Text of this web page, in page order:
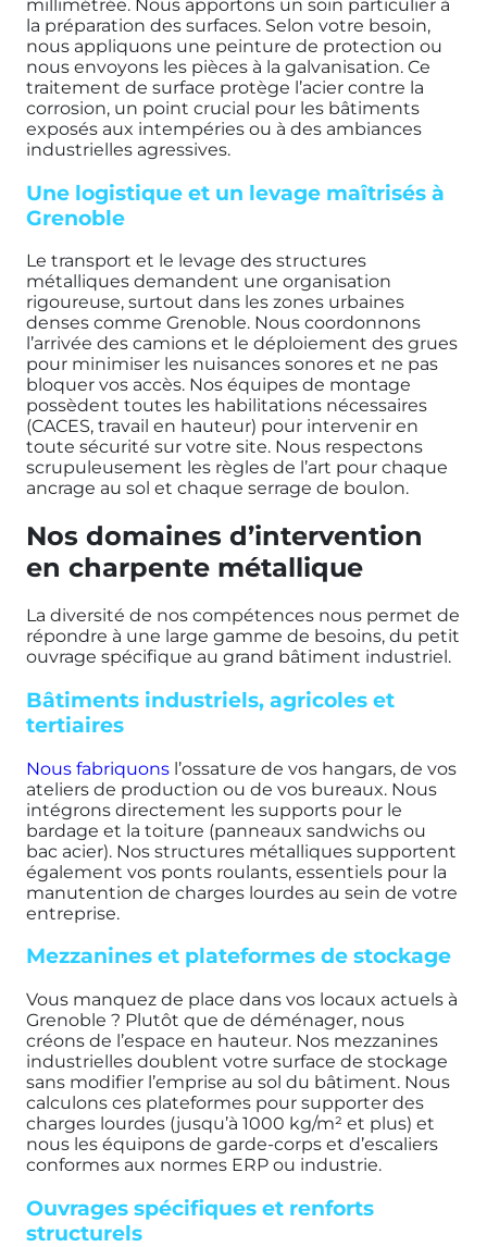
millimétrée. Nous apportons un soin particulier à
la préparation des surfaces. Selon votre besoin,
nous appliquons une peinture de protection ou
nous envoyons les pièces à la galvanisation. Ce
traitement de surface protège l’acier contre la
corrosion, un point crucial pour les bâtiments
exposés aux intempéries ou à des ambiances
industrielles agressives.
Une logistique et un levage maîtrisés à
Grenoble
Le transport et le levage des structures
métalliques demandent une organisation
rigoureuse, surtout dans les zones urbaines
denses comme Grenoble. Nous coordonnons
l’arrivée des camions et le déploiement des grues
pour minimiser les nuisances sonores et ne pas
bloquer vos accès. Nos équipes de montage
possèdent toutes les habilitations nécessaires
(CACES, travail en hauteur) pour intervenir en
toute sécurité sur votre site. Nous respectons
scrupuleusement les règles de l’art pour chaque
ancrage au sol et chaque serrage de boulon.
Nos domaines d’intervention
en charpente métallique
La diversité de nos compétences nous permet de
répondre à une large gamme de besoins, du petit
ouvrage spécifique au grand bâtiment industriel.
Bâtiments industriels, agricoles et
tertiaires
Nous fabriquons l’ossature de vos hangars, de vos
ateliers de production ou de vos bureaux. Nous
intégrons directement les supports pour le
bardage et la toiture (panneaux sandwichs ou
bac acier). Nos structures métalliques supportent
également vos ponts roulants, essentiels pour la
manutention de charges lourdes au sein de votre
entreprise.
Mezzanines et plateformes de stockage
Vous manquez de place dans vos locaux actuels à
Grenoble ? Plutôt que de déménager, nous
créons de l’espace en hauteur. Nos mezzanines
industrielles doublent votre surface de stockage
sans modifier l’emprise au sol du bâtiment. Nous
calculons ces plateformes pour supporter des
charges lourdes (jusqu’à 1000 kg/m² et plus) et
nous les équipons de garde-corps et d’escaliers
conformes aux normes ERP ou industrie.
Ouvrages spécifiques et renforts
structurels